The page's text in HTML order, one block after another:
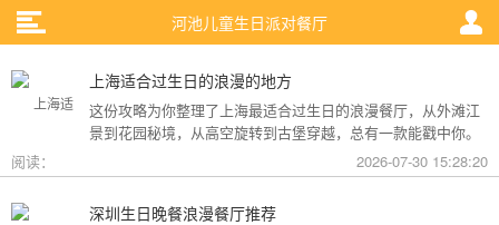
河池儿童生日派对餐厅
上海适合过生日的浪漫的地方
这份攻略为你整理了上海最适合过生日的浪漫餐厅，从外滩江
景到花园秘境，从高空旋转到古堡穿越，总有一款能戳中你。
阅读：
2026-07-30 15:28:20
深圳生日晚餐浪漫餐厅推荐